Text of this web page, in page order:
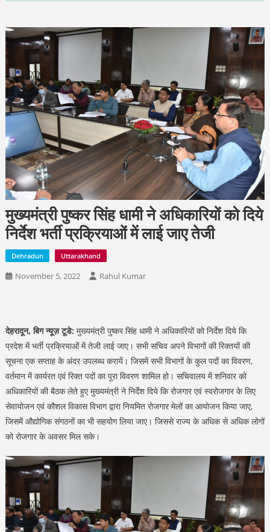
मुख्यमंत्री पुष्कर सिंह धामी ने अधिकारियों को दिये
निर्देश भर्ती प्रक्रियाओं में लाई जाए तेजी
Dehradun Uttarakhand
November 5, 2022 Rahul Kumar
देहरादून, बिग न्यूज़ टूडे: मुख्यमंत्री पुष्कर सिंह धामी ने अधिकारियों को निर्देश दिये कि
प्रदेश में भर्ती प्रक्रियाओं में तेजी लाई जाए। सभी सचिव अपने विभागों की रिक्तयों की
सूचना एक सप्ताह के अंदर उपलब्ध करायें। जिसमें सभी विभागों के कुल पदों का विवरण,
वर्तमान में कार्यरत एवं रिक्त पदों का पूरा विवरण शामिल हो। सचिवालय में शनिवार को
अधिकारियों की बैठक लेते हुए मुख्यमंत्री ने निर्देश दिये कि रोजगार एवं स्वरोजगार के लिए
सेवायोजन एवं कौशल विकास विभाग द्वारा नियमित रोजगार मेलों का आयोजन किया जाए,
जिसमें औद्योगिक संगठनों का भी सहयोग लिया जाए। जिससे राज्य के अधिक से अधिक लोगों
को रोजगार के अवसर मिल सके।